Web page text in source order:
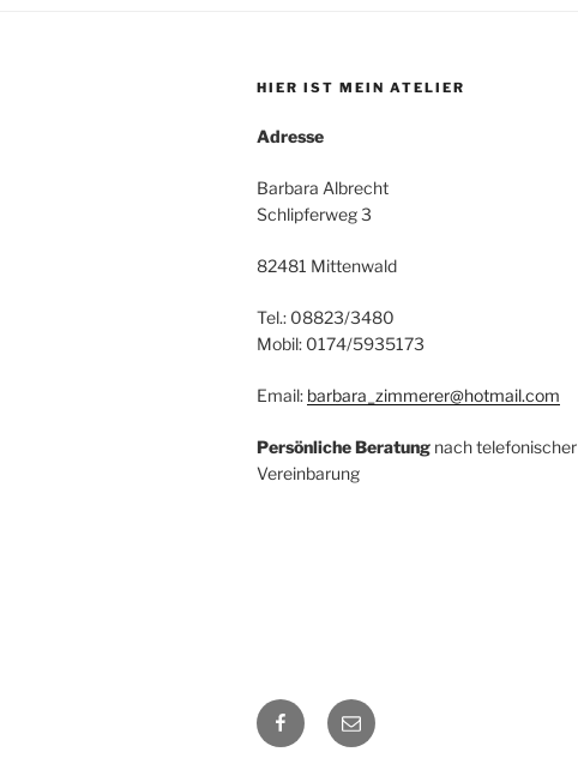
Sachsenring“
HIER IST MEIN ATELIER
Adresse
Barbara Albrecht
Schlipferweg 3
82481 Mittenwald
Tel.: 08823/3480
Mobil: 0174/5935173
Email: barbara_zimmerer@hotmail.com
Persönliche Beratung nach telefonischer
Vereinbarung
FacebookEmail